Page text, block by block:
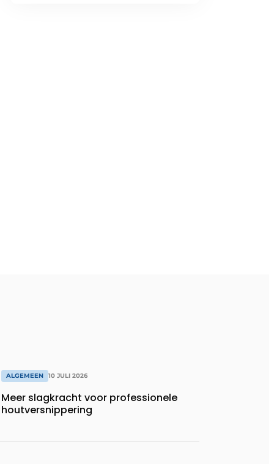
ALGEMEEN 10 JULI 2026
Meer slagkracht voor professionele
houtversnippering